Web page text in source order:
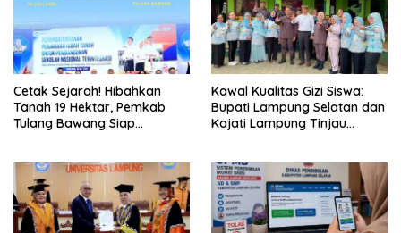
Cetak Sejarah! Hibahkan
Tanah 19 Hektar, Pemkab
Tulang Bawang Siap
Lampung
Kawal Kualitas Gizi Siswa:
Bupati Lampung Selatan dan
Kajati Lampung Tinjau